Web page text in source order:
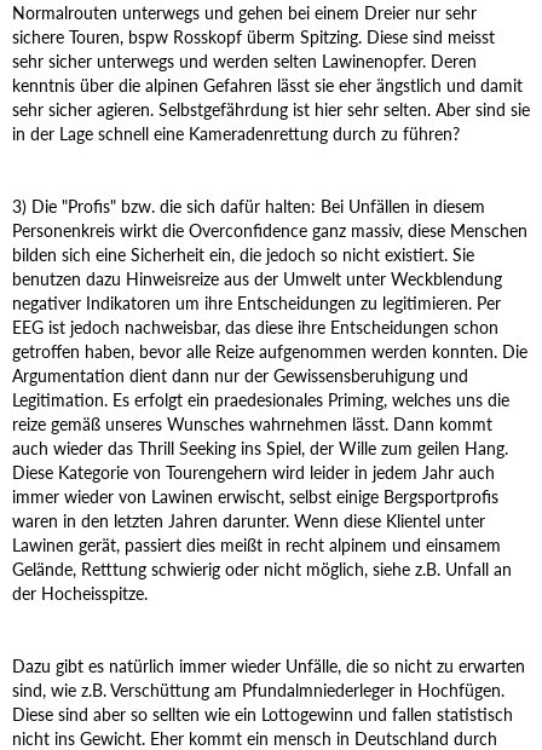
Normalrouten unterwegs und gehen bei einem Dreier nur sehr
sichere Touren, bspw Rosskopf überm Spitzing. Diese sind meisst
sehr sicher unterwegs und werden selten Lawinenopfer. Deren
kenntnis über die alpinen Gefahren lässt sie eher ängstlich und damit
sehr sicher agieren. Selbstgefährdung ist hier sehr selten. Aber sind sie
in der Lage schnell eine Kameradenrettung durch zu führen?
3) Die "Profis" bzw. die sich dafür halten: Bei Unfällen in diesem
Personenkreis wirkt die Overconfidence ganz massiv, diese Menschen
bilden sich eine Sicherheit ein, die jedoch so nicht existiert. Sie
benutzen dazu Hinweisreize aus der Umwelt unter Weckblendung
negativer Indikatoren um ihre Entscheidungen zu legitimieren. Per
EEG ist jedoch nachweisbar, das diese ihre Entscheidungen schon
getroffen haben, bevor alle Reize aufgenommen werden konnten. Die
Argumentation dient dann nur der Gewissensberuhigung und
Legitimation. Es erfolgt ein praedesionales Priming, welches uns die
reize gemäß unseres Wunsches wahrnehmen lässt. Dann kommt
auch wieder das Thrill Seeking ins Spiel, der Wille zum geilen Hang.
Diese Kategorie von Tourengehern wird leider in jedem Jahr auch
immer wieder von Lawinen erwischt, selbst einige Bergsportprofis
waren in den letzten Jahren darunter. Wenn diese Klientel unter
Lawinen gerät, passiert dies meißt in recht alpinem und einsamem
Gelände, Retttung schwierig oder nicht möglich, siehe z.B. Unfall an
der Hocheisspitze.
Dazu gibt es natürlich immer wieder Unfälle, die so nicht zu erwarten
sind, wie z.B. Verschüttung am Pfundalmniederleger in Hochfügen.
Diese sind aber so sellten wie ein Lottogewinn und fallen statistisch
nicht ins Gewicht. Eher kommt ein mensch in Deutschland durch